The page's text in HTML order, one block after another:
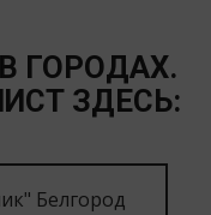
ГОРОДАХ.
ЗДЕСЬ:
Белгород